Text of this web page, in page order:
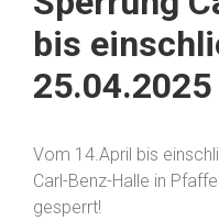
bis
25.04.2025
Vom 14.April bis
Carl-Benz-Halle in
gesperrt!